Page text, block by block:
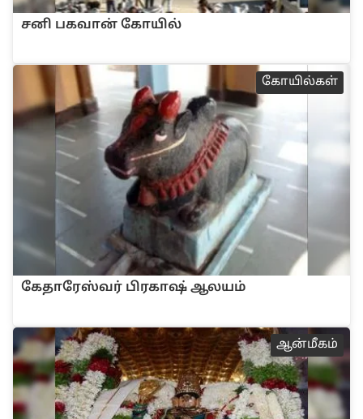
ச‌னி பகவா‌ன் கோ‌யி‌ல்
கோ‌யி‌ல்க‌ள்
கேதாரே‌ஸ்வ‌ர் ‌பிரகா‌ஷ‌் ஆலய‌ம்
ஆ‌ன்‌மீக‌ம்